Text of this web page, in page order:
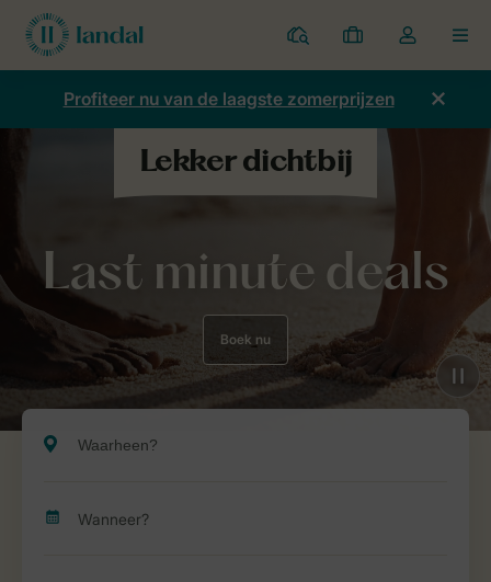
Parken
Mijn
boekingen
Open
de
dropdown
Profiteer nu van de laagste zomerprijzen
Last minute deals
Boek nu